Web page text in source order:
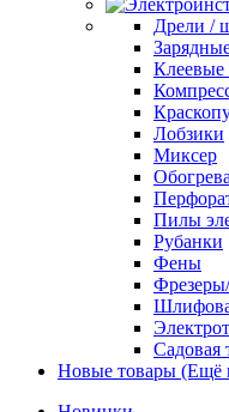
Дрели /
Клеевые
Лобзики
Миксер
Пилы
Рубанки
Фены
Садовая
Новые товары (Ещё